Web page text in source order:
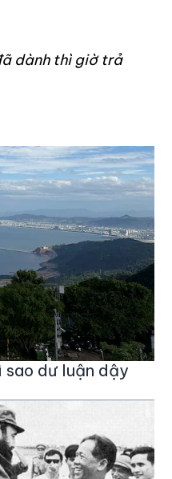
dành thì giờ trả
sao dư luận dậy